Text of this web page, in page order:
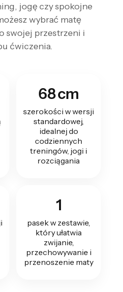
jogę czy spokojne
wybrać matę
swojej przestrzeni i
ćwiczenia.
68 cm
szerokości w wersji
standardowej,
idealnej do
codziennych
treningów, jogi i
rozciągania
1
pasek w zestawie,
który ułatwia
zwijanie,
przechowywanie i
przenoszenie maty